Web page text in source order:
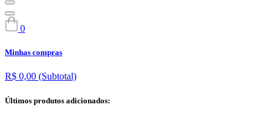
0
Minhas compras
R$ 0,00 (Subtotal)
Últimos produtos adicionados: